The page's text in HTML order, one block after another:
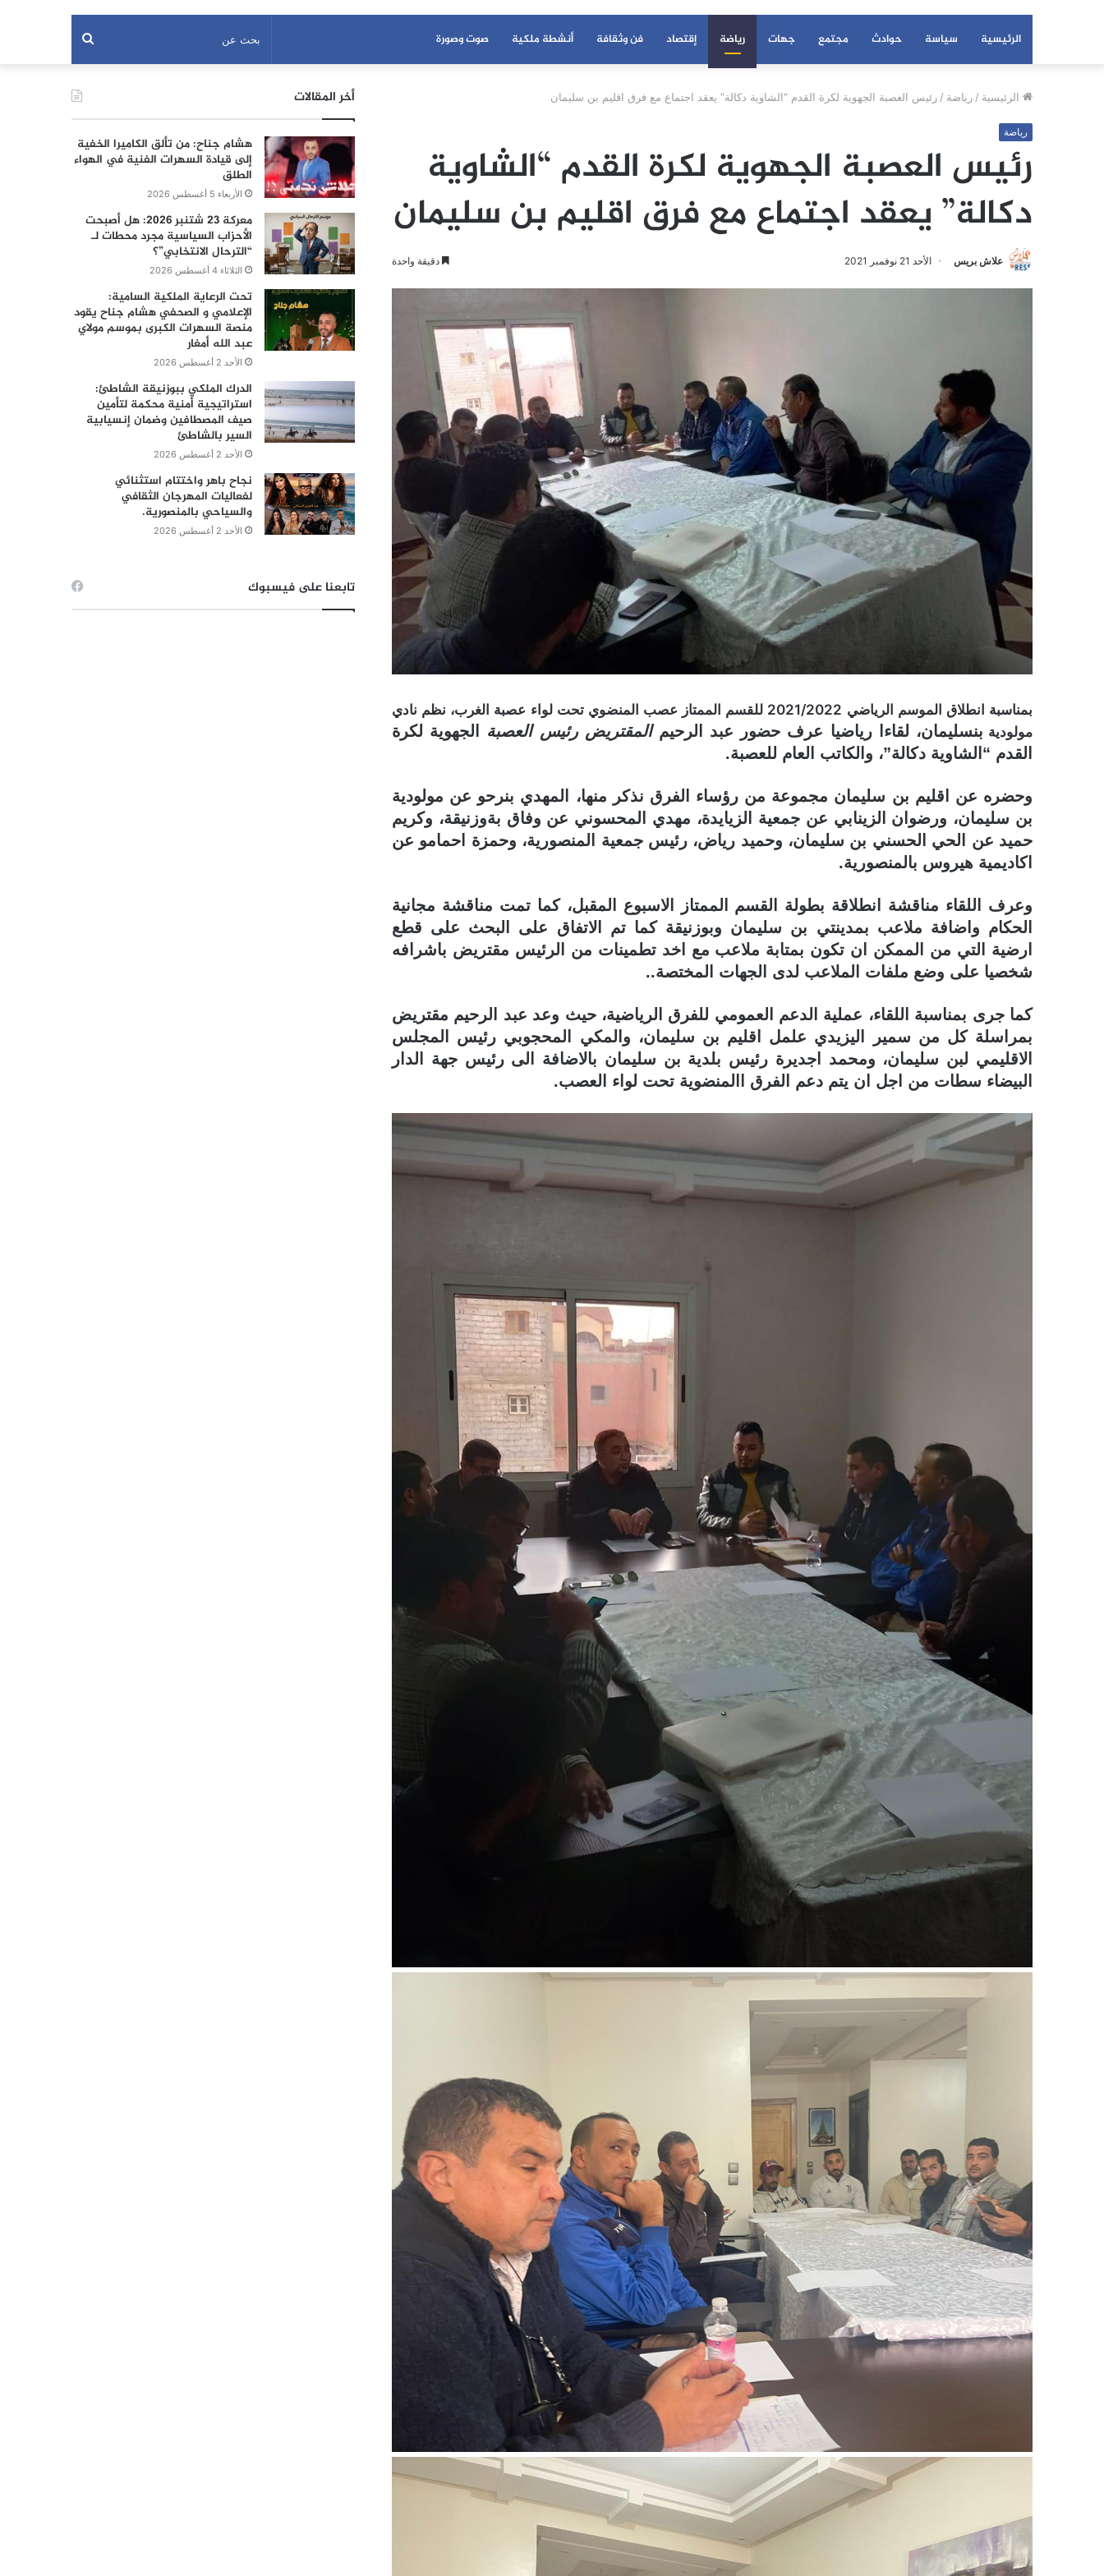
الرئيسية سياسة حوادث مجتمع جهات رياضة إقتصاد فن وثقافة أنشطة ملكية صوت وصورة بحث
عن
الرئيسية / رياضة / رئيس العصبة الجهوية لكرة القدم “الشاوية دكالة” يعقد اجتماع مع فرق اقليم بن سليمان
رياضة
رئيس العصبة الجهوية لكرة القدم “الشاوية
دكالة” يعقد اجتماع مع فرق اقليم بن سليمان
علاش بريس الأحد 21 نوفمبر 2021 دقيقة واحدة
بمناسبة انطلاق الموسم الرياضي 2021/2022 للقسم الممتاز عصب المنضوي تحت لواء عصبة الغرب، نظم نادي
مولودية بنسليمان، لقاءا رياضيا عرف حضور عبد الرحيمالمقتريض رئيس العصبة الجهوية لكرة
القدم “الشاوية دكالة”، والكاتب العام للعصبة.
وحضره عن اقليم بن سليمان مجموعة من رؤساء الفرق نذكر منها، المهدي بنرحو عن مولودية
بن سليمان، ورضوان الزينابي عن جمعية الزيايدة، مهدي المحسوني عن وفاق بةوزنيقة، وكريم
حميد عن الحي الحسني بن سليمان، وحميد رياض، رئيس جمعية المنصورية، وحمزة احمامو عن
اكاديمية هيروس بالمنصورية.
وعرف اللقاء مناقشة انطلاقة بطولة القسم الممتاز الاسبوع المقبل، كما تمت مناقشة مجانية
الحكام واضافة ملاعب بمدينتي بن سليمان وبوزنيقة كما تم الاتفاق على البحث على قطع
ارضية التي من الممكن ان تكون بمتابة ملاعب مع اخد تطمينات من الرئيس مقتريض باشرافه
شخصيا على وضع ملفات الملاعب لدى الجهات المختصة..
كما جرى بمناسبة اللقاء، عملية الدعم العمومي للفرق الرياضية، حيث وعد عبد الرحيم مقتريض
بمراسلة كل من سمير اليزيدي علمل اقليم بن سليمان، والمكي المحجوبي رئيس المجلس
الاقليمي لبن سليمان، ومحمد اجديرة رئيس بلدية بن سليمان بالاضافة الى رئيس جهة الدار
البيضاء سطات من اجل ان يتم دعم الفرق االمنضوية تحت لواء العصب.
أخر المقالات
هشام جناح: من تألق الكاميرا الخفية
إلى قيادة السهرات الفنية في الهواء
الطلق
الأربعاء 5 أغسطس 2026
معركة 23 شتنبر 2026: هل أصبحت
الأحزاب السياسية مجرد محطات لـ
“الترحال الانتخابي”؟
الثلاثاء 4 أغسطس 2026
تحت الرعاية الملكية السامية:
الإعلامي و الصحفي هشام جناح يقود
منصة السهرات الكبرى بموسم مولاي
عبد الله أمغار
الأحد 2 أغسطس 2026
الدرك الملكي ببوزنيقة الشاطئ:
استراتيجية أمنية محكمة لتأمين
صيف المصطافين وضمان إنسيابية
السير بالشاطئ
الأحد 2 أغسطس 2026
نجاح باهر واختتام استثنائي
لفعاليات المهرجان الثقافي
والسياحي بالمنصورية.
الأحد 2 أغسطس 2026
تابعنا على فيسبوك